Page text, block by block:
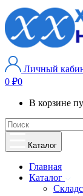
Личный
0 ₽0
В корзине
Каталог
Главная
Каталог